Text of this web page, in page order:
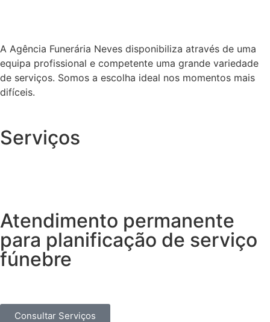
A Agência Funerária Neves disponibiliza através de uma
equipa profissional e competente uma grande variedade
de serviços. Somos a escolha ideal nos momentos mais
difíceis.
Serviços
Atendimento permanente
para planificação de serviço
fúnebre
Consultar Serviços